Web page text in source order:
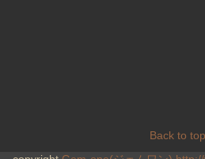
Back to top